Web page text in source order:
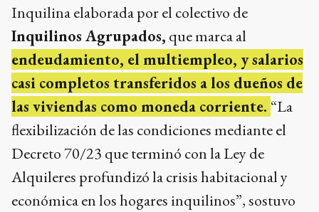
Inquilina elaborada por el colectivo de
Inquilinos Agrupados, que marca al
endeudamiento, el multiempleo, y salarios
casi completos transferidos a los dueños de
las viviendas como moneda corriente. “La
flexibilización de las condiciones mediante el
Decreto 70/23 que terminó con la Ley de
Alquileres profundizó la crisis habitacional y
económica en los hogares inquilinos”, sostuvo